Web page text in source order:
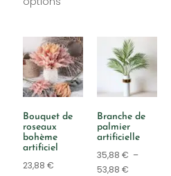
Bouquet de
roseaux
bohème
artificiel
23,88 €
Branche de
palmier
artificielle
35,88 € –
53,88 €